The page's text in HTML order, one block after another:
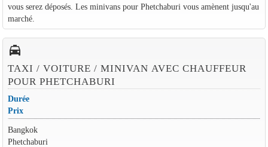
vous serez déposés. Les minivans pour Phetchaburi vous amènent jusqu'au
marché.
local_taxi
TAXI / VOITURE / MINIVAN AVEC CHAUFFEUR
POUR PHETCHABURI
Durée
Prix
Bangkok
Phetchaburi